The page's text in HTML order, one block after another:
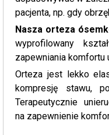
pacjenta, np. gdy
Nasza orteza
wyprofilowany
zapewniania komfortu
Orteza jest lekko
kompresję stawu,
Terapeutycznie
na zapewnienie